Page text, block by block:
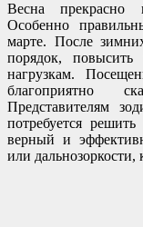
Весна прекрасно
Особенно
марте. После
порядок,
нагрузкам.
благоприятно
Представителям
потребуется
верный и
или